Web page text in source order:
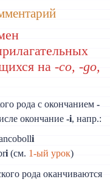
на-co, -go,
рода с окончанием -
окончание-i, напр.:
i
i (см. 1-ый урок)
рода оканчиваются